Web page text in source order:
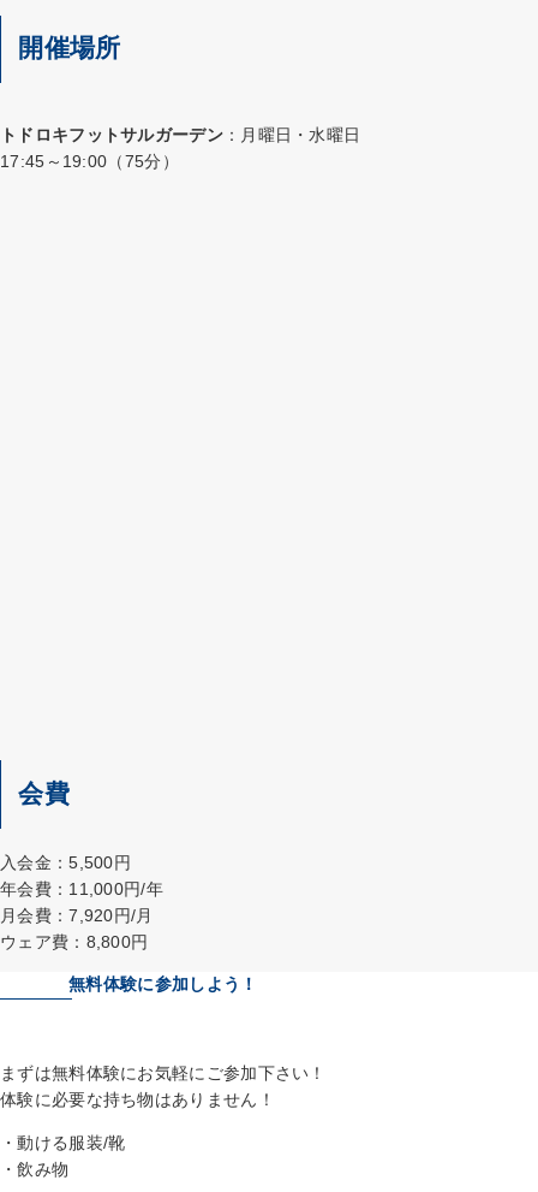
開催場所
トドロキフットサルガーデン：月曜日・水曜日
17:45～19:00（75分）
会費
入会金：5,500円
年会費：11,000円/年
月会費：7,920円/月
ウェア費：8,800円
無料体験に参加しよう！
まずは無料体験にお気軽にご参加下さい！
体験に必要な持ち物はありません！
・動ける服装/靴
・飲み物